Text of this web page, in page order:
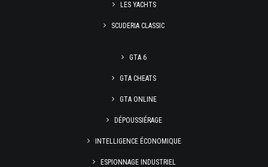
LES YACHTS
SCUDERIA CLASSIC
GTA 6
GTA CHEATS
GTA ONLINE
DÉPOUSSIÉRAGE
INTELLIGENCE ÉCONOMIQUE
ESPIONNAGE INDUSTRIEL